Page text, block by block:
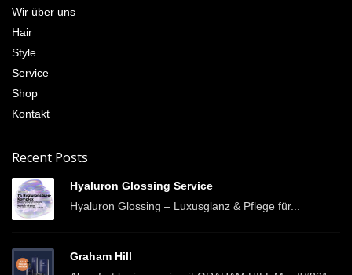
Wir über uns
Hair
Style
Service
Shop
Kontakt
Recent Posts
Hyaluron Glossing Service
Hyaluron Glossing – Luxusglanz & Pflege für...
Graham Hill